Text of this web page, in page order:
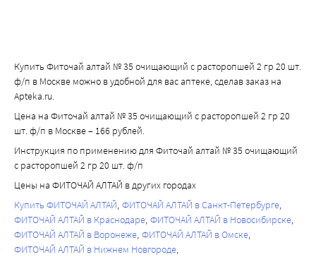
Купить Фиточай алтай № 35 очищающий с расторопшей 2 гр 20 шт.
ф/п в Москве можно в удобной для вас аптеке, сделав заказ на
Apteka.ru.
Цена на Фиточай алтай № 35 очищающий с расторопшей 2 гр 20
шт. ф/п в Москве – 166 рублей.
Инструкция по применению для Фиточай алтай № 35 очищающий
с расторопшей 2 гр 20 шт. ф/п
Цены на ФИТОЧАЙ АЛТАЙ в других городах
Купить ФИТОЧАЙ АЛТАЙ ФИТОЧАЙ АЛТАЙ в Санкт-Петербурге
ФИТОЧАЙ АЛТАЙ в Краснодаре ФИТОЧАЙ АЛТАЙ в Новосибирске
ФИТОЧАЙ АЛТАЙ в Воронеже ФИТОЧАЙ АЛТАЙ в Омске
ФИТОЧАЙ АЛТАЙ в Нижнем Новгороде